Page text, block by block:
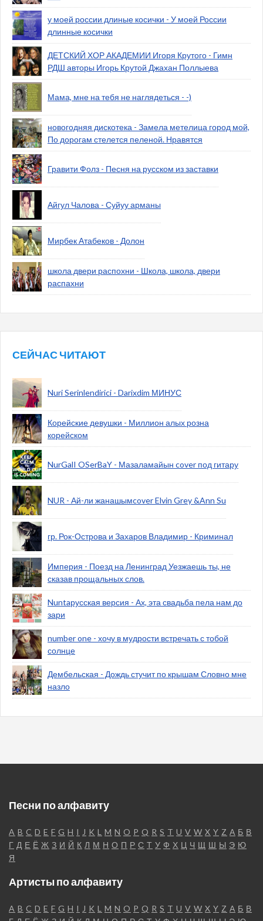
у моей россии длиные косички - У моей России
длинные косички
ДЕТСКИЙ ХОР АКАДЕМИИ Игоря Крутого - Гимн
РДШ авторы Игорь Крутой Джахан Поллыева
Мама, мне на тебя не наглядеться - -)
новогодняя дискотека - Замела метелица город мой,
По дорогам стелется пеленой. Нравятся
Гравити Фолз - Песня на русском из заставки
Айгул Чалова - Суйуу арманы
Мирбек Атабеков - Долон
школа двери распохни - Школа, школа, двери
распахни
СЕЙЧАС ЧИТАЮТ
Nuri Serinlendirici - Darixdim МИНУС
Корейские девушки - Миллион алых розна
корейском
NurGalI OSerBaY - Мазаламайын cover под гитару
NUR - Ай-ли жанашымcover Elvin Grey &Ann Su
гр. Рок-Острова и Захаров Владимир - Криминал
Империя - Поезд на Ленинград Уезжаешь ты, не
сказав прощальных слов.
Nuntaрусская версия - Ах, эта свадьба пела нам до
зари
number one - хочу в мудрости встречать с тобой
солнце
Дембельская - Дождь стучит по крышам Словно мне
назло
Песни по алфавиту
A B C D E F G H I J K L M N O P Q R S T U V W X Y Z А Б В
Г Д Е Ё Ж З И Й К Л М Н О П Р С Т У Ф Х Ц Ч Щ Ш Ы Э Ю
Я
Артисты по алфавиту
A B C D E F G H I J K L M N O P Q R S T U V W X Y Z А Б В